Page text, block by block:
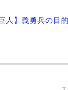
人】義勇兵の目